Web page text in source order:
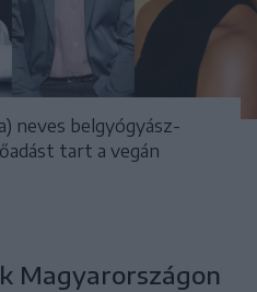
neves belgyógyász-
tart a vegán
Magyarországon